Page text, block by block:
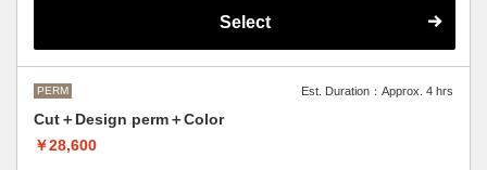
M ¥＋1100 L¥＋1650 LL¥＋2200
Select
PERM Est. Duration：Approx. 4 hrs
Cut＋Design perm＋Color
￥28,600